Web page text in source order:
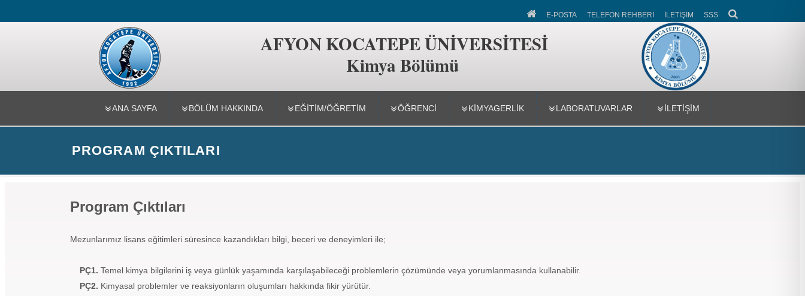
Kimya Bölümü
E-POSTA TELEFON REHBERİ İLETİŞİM SSS
AFYON KOCATEPE ÜNİVERSİTESİ
Kimya Bölümü
ANA SAYFA BÖLÜM HAKKINDA EĞİTİM/ÖĞRETİM ÖĞRENCİ KIMYAGERLIK LABORATUVARLAR İLETİŞİM
PROGRAM ÇIKTILARI
Program Çıktıları
Mezunlarımız lisans eğitimleri süresince kazandıkları bilgi, beceri ve deneyimleri ile;
PÇ1. Temel kimya bilgilerini iş veya günlük yaşamında karşılaşabileceği problemlerin çözümünde veya yorumlanmasında kullanabilir.
PÇ2. Kimyasal problemler ve reaksiyonların oluşumları hakkında fikir yürütür.